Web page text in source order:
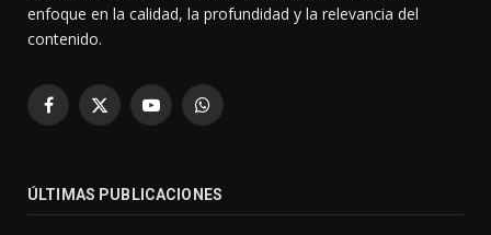
enfoque en la calidad, la profundidad y la relevancia del
contenido.
Facebook
X
YouTubeWhatsApp
ÚLTIMAS PUBLICACIONES